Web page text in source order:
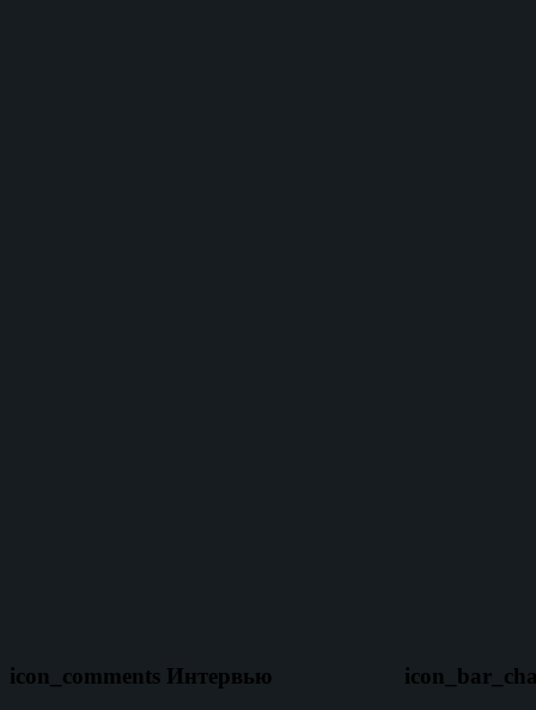
icon_comments Интервью